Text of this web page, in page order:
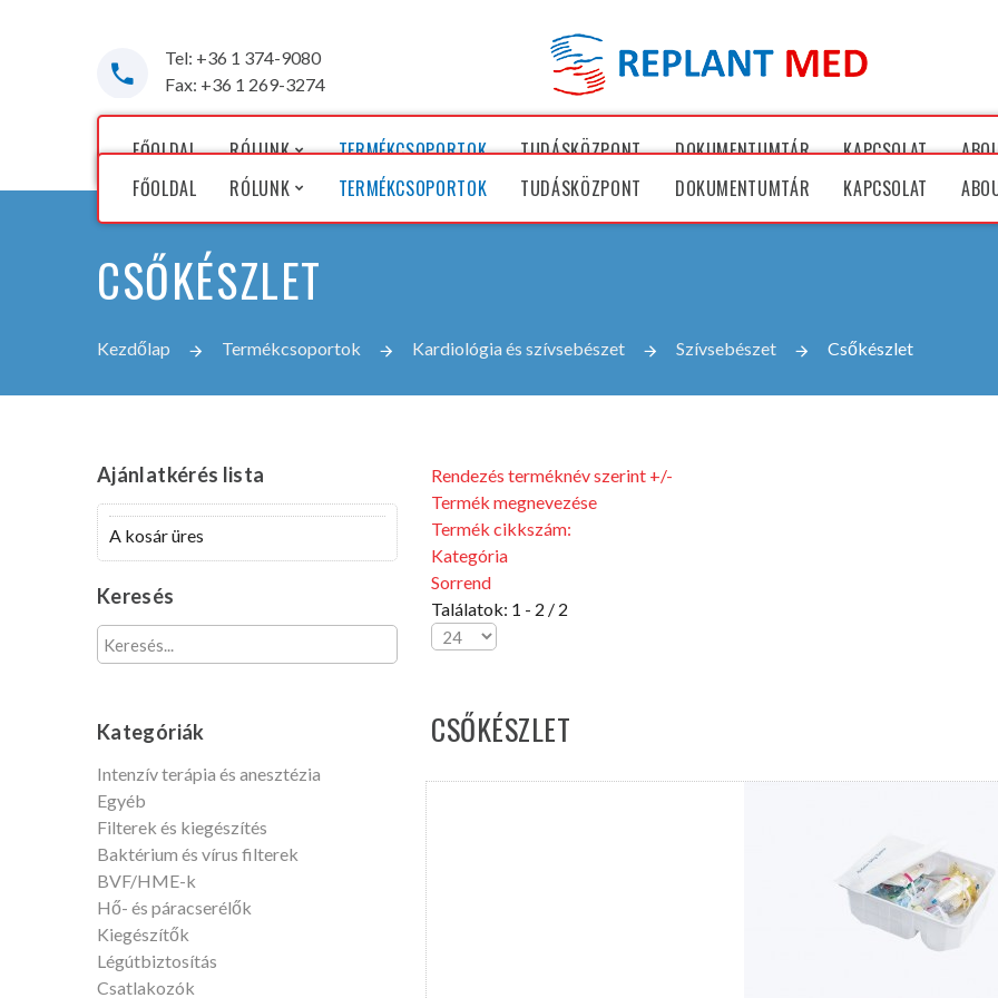
Tel: +36 1 374-9080
Fax: +36 1 269-3274
FŐOLDAL RÓLUNK
Cégünkről
Képviselt gyártóink
TERMÉKCSOPORTOK TUDÁSKÖZPONT DOKUMENTUMTÁR KAPCSOLAT
FŐOLDAL
RÓLUNK
Cégünkről
TERMÉKCSOPORTOK TUDÁSKÖZPONT DOKUMENTUMTÁR KAPCSOLAT
CSŐKÉSZLET
Kezdőlap Termékcsoportok Kardiológia és szívsebészet Szívsebészet Csőkészlet
Ajánlatkérés lista
A kosár üres
Keresés
Kategóriák
Intenzív terápia és anesztézia
Egyéb
Filterek és kiegészítés
Baktérium és vírus filterek
BVF/HME-k
Hő- és páracserélők
Kiegészítők
Légútbiztosítás
Csatlakozók
Rendezés terméknév szerint +/-
Termék megnevezése
Termék cikkszám:
Kategória
Sorrend
Találatok: 1 - 2 / 2
CSŐKÉSZLET